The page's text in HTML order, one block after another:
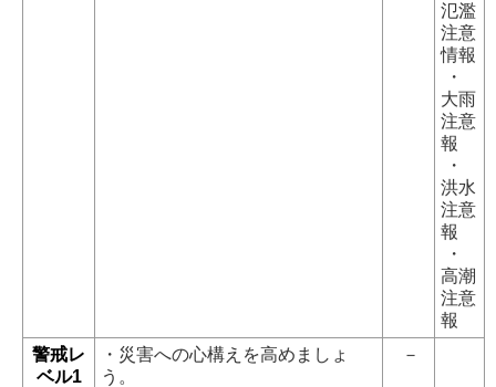
氾濫
注意
情報
・
大雨
注意
報
・
洪水
注意
報
・
高潮
注意
報
警戒レ
ベル1
・災害への心構えを高めましょ
う。
－